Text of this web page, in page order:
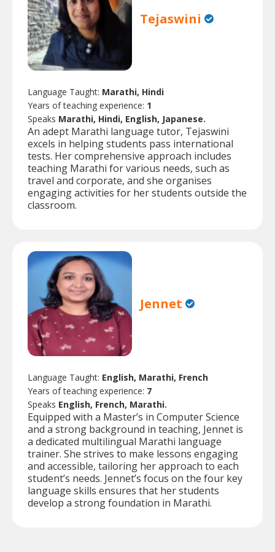
Tejaswini
Language Taught: Marathi, Hindi
Years of teaching experience: 1
Speaks Marathi, Hindi, English, Japanese.
An adept Marathi language tutor, Tejaswini
excels in helping students pass international
tests. Her comprehensive approach includes
teaching Marathi for various needs, such as
travel and corporate, and she organises
engaging activities for her students outside the
classroom.
Jennet
Language Taught: English, Marathi, French
Years of teaching experience: 7
Speaks English, French, Marathi.
Equipped with a Master’s in Computer Science
and a strong background in teaching, Jennet is
a dedicated multilingual Marathi language
trainer. She strives to make lessons engaging
and accessible, tailoring her approach to each
student’s needs. Jennet’s focus on the four key
language skills ensures that her students
develop a strong foundation in Marathi.